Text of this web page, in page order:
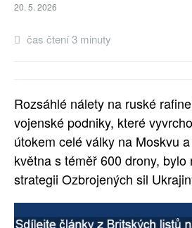
20. 5. 2026
čas čtení 3 minuty
Rozsáhlé nálety na ruské
vojenské podniky, které
útokem celé války na Moskvu
května s téměř 600 drony,
strategii Ozbrojených sil